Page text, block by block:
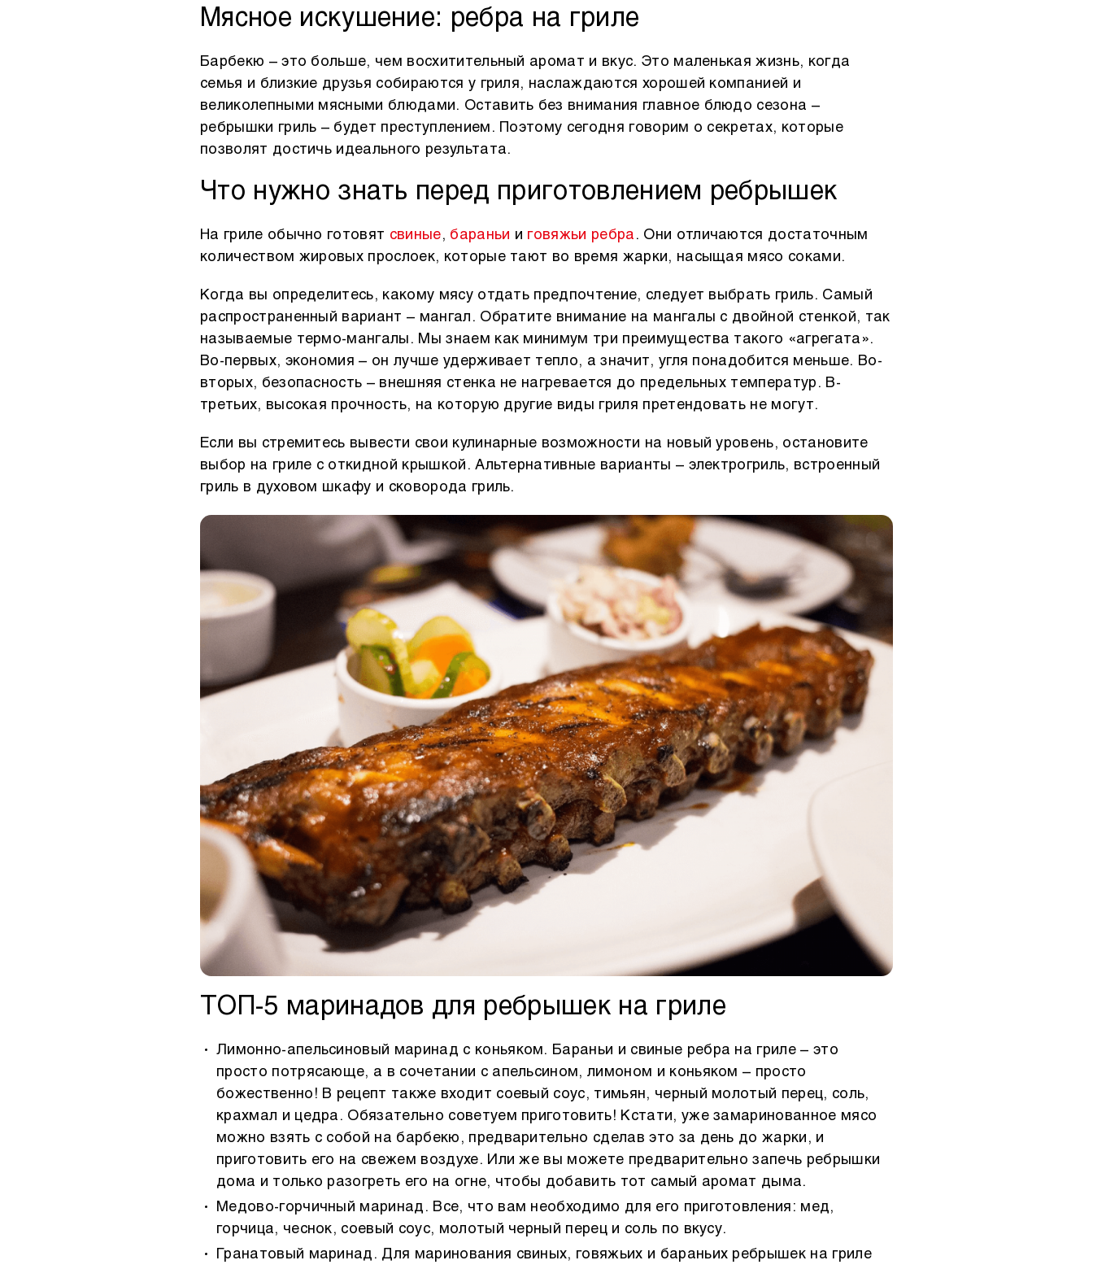
Мясное искушение: ребра на гриле
Барбекю – это больше, чем восхитительный аромат и вкус. Это маленькая жизнь, когда
семья и близкие друзья собираются у гриля, наслаждаются хорошей компанией и
великолепными мясными блюдами. Оставить без внимания главное блюдо сезона –
ребрышки гриль – будет преступлением. Поэтому сегодня говорим о секретах, которые
позволят достичь идеального результата.
Что нужно знать перед приготовлением ребрышек
На гриле обычно готовят свиные, бараньи и говяжьи ребра . Они отличаются достаточным
количеством жировых прослоек, которые тают во время жарки, насыщая мясо соками.
Когда вы определитесь, какому мясу отдать предпочтение, следует выбрать гриль. Самый
распространенный вариант – мангал. Обратите внимание на мангалы с двойной стенкой, так
называемые термо-мангалы. Мы знаем как минимум три преимущества такого «агрегата».
Во-первых, экономия – он лучше удерживает тепло, а значит, угля понадобится меньше. Во-
вторых, безопасность – внешняя стенка не нагревается до предельных температур. В-
третьих, высокая прочность, на которую другие виды гриля претендовать не могут.
Если вы стремитесь вывести свои кулинарные возможности на новый уровень, остановите
выбор на гриле с откидной крышкой. Альтернативные варианты – электрогриль, встроенный
гриль в духовом шкафу и сковорода гриль.
ТОП-5 маринадов для ребрышек на гриле
Лимонно-апельсиновый маринад с коньяком. Бараньи и свиные ребра на гриле – это
просто потрясающе, а в сочетании с апельсином, лимоном и коньяком – просто
божественно! В рецепт также входит соевый соус, тимьян, черный молотый перец, соль,
крахмал и цедра. Обязательно советуем приготовить! Кстати, уже замаринованное мясо
можно взять с собой на барбекю, предварительно сделав это за день до жарки, и
приготовить его на свежем воздухе. Или же вы можете предварительно запечь ребрышки
дома и только разогреть его на огне, чтобы добавить тот самый аромат дыма.
Медово-горчичный маринад. Все, что вам необходимо для его приготовления: мед,
горчица, чеснок, соевый соус, молотый черный перец и соль по вкусу.
Гранатовый маринад. Для маринования свиных, говяжьих и бараньих ребрышек на гриле